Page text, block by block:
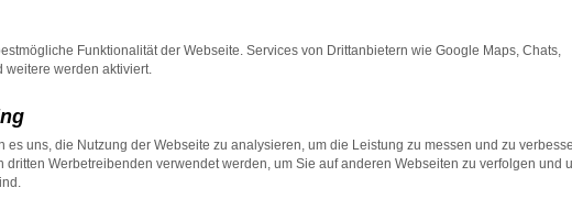
von
, sondern
Funktionalität der Webseite. Services von Drittanbietern wie Google Maps, Chats,
weitere werden aktiviert.
es uns, die Nutzung der Webseite zu analysieren, um die Leistung zu messen und zu
dritten Werbetreibenden verwendet werden, um Sie auf anderen Webseiten zu verfolgen und